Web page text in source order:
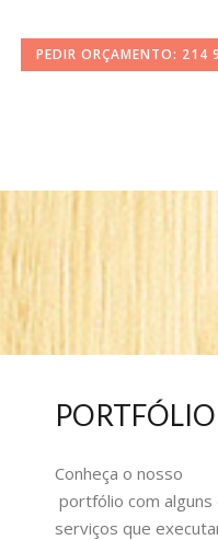
PEDIR ORÇAMENTO: 214
PORTFÓLIO
Conheça o nosso
portfólio com alguns
serviços que